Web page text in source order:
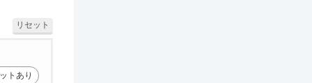
リセット
トあり